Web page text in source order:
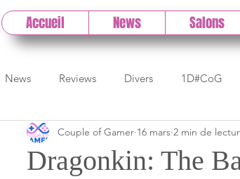
Accueil News Salons
News Reviews Divers 1D#CoG
Previews Cloud Test indé
Dragonkin: The
Couple of Gamer 16 mars 2 min de